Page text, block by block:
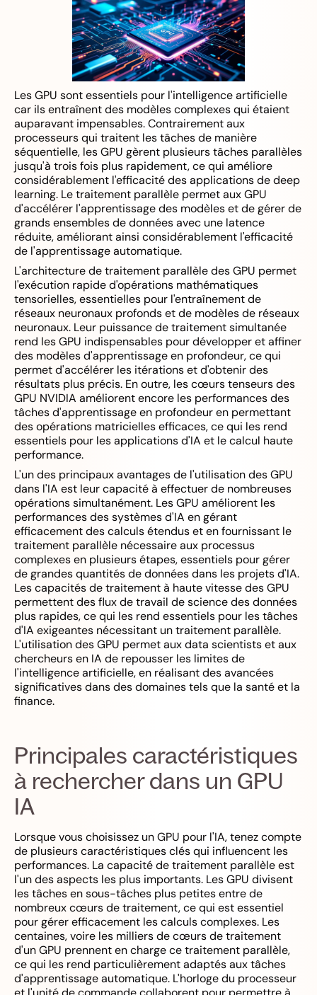
Les GPU sont essentiels pour l'intelligence artificielle
car ils entraînent des modèles complexes qui étaient
auparavant impensables. Contrairement aux
processeurs qui traitent les tâches de manière
séquentielle, les GPU gèrent plusieurs tâches parallèles
jusqu'à trois fois plus rapidement, ce qui améliore
considérablement l'efficacité des applications de deep
learning. Le traitement parallèle permet aux GPU
d'accélérer l'apprentissage des modèles et de gérer de
grands ensembles de données avec une latence
réduite, améliorant ainsi considérablement l'efficacité
de l'apprentissage automatique.
L'architecture de traitement parallèle des GPU permet
l'exécution rapide d'opérations mathématiques
tensorielles, essentielles pour l'entraînement de
réseaux neuronaux profonds et de modèles de réseaux
neuronaux. Leur puissance de traitement simultanée
rend les GPU indispensables pour développer et affiner
des modèles d'apprentissage en profondeur, ce qui
permet d'accélérer les itérations et d'obtenir des
résultats plus précis. En outre, les cœurs tenseurs des
GPU NVIDIA améliorent encore les performances des
tâches d'apprentissage en profondeur en permettant
des opérations matricielles efficaces, ce qui les rend
essentiels pour les applications d'IA et le calcul haute
performance.
L'un des principaux avantages de l'utilisation des GPU
dans l'IA est leur capacité à effectuer de nombreuses
opérations simultanément. Les GPU améliorent les
performances des systèmes d'IA en gérant
efficacement des calculs étendus et en fournissant le
traitement parallèle nécessaire aux processus
complexes en plusieurs étapes, essentiels pour gérer
de grandes quantités de données dans les projets d'IA.
Les capacités de traitement à haute vitesse des GPU
permettent des flux de travail de science des données
plus rapides, ce qui les rend essentiels pour les tâches
d'IA exigeantes nécessitant un traitement parallèle.
L'utilisation des GPU permet aux data scientists et aux
chercheurs en IA de repousser les limites de
l'intelligence artificielle, en réalisant des avancées
significatives dans des domaines tels que la santé et la
finance.
Principales caractéristiques
à rechercher dans un GPU
IA
Lorsque vous choisissez un GPU pour l'IA, tenez compte
de plusieurs caractéristiques clés qui influencent les
performances. La capacité de traitement parallèle est
l'un des aspects les plus importants. Les GPU divisent
les tâches en sous-tâches plus petites entre de
nombreux cœurs de traitement, ce qui est essentiel
pour gérer efficacement les calculs complexes. Les
centaines, voire les milliers de cœurs de traitement
d'un GPU prennent en charge ce traitement parallèle,
ce qui les rend particulièrement adaptés aux tâches
d'apprentissage automatique. L'horloge du processeur